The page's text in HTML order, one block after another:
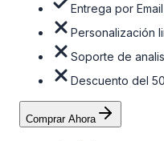
Entrega por Email
Personalización
Soporte de
Descuento del
Comprar Ahora